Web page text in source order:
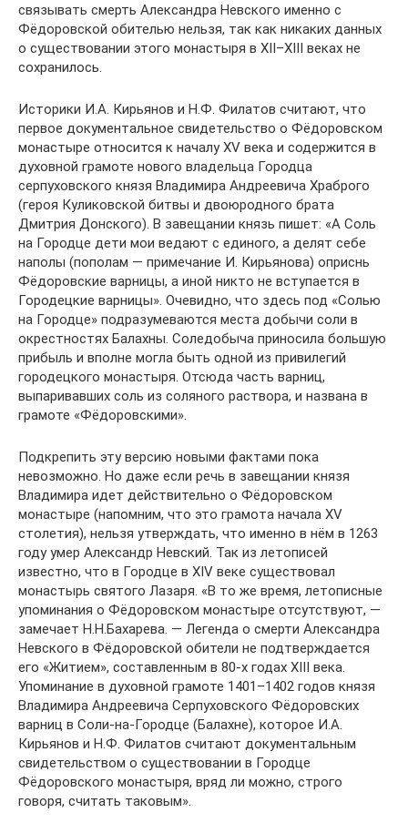
связывать смерть Александра Невского именно с
Фёдоровской обителью нельзя, так как никаких данных
о существовании этого монастыря в XII–XIII веках не
сохранилось.
Историки И.А. Кирьянов и Н.Ф. Филатов считают, что
первое документальное свидетельство о Фёдоровском
монастыре относится к началу XV века и содержится в
духовной грамоте нового владельца Городца
серпуховского князя Владимира Андреевича Храброго
(героя Куликовской битвы и двоюродного брата
Дмитрия Донского). В завещании князь пишет: «А Соль
на Городце дети мои ведают с единого, а делят себе
наполы (пополам — примечание И. Кирьянова) оприснь
Фёдоровские варницы, а иной никто не вступается в
Городецкие варницы». Очевидно, что здесь под «Солью
на Городце» подразумеваются места добычи соли в
окрестностях Балахны. Соледобыча приносила большую
прибыль и вполне могла быть одной из привилегий
городецкого монастыря. Отсюда часть варниц,
выпаривавших соль из соляного раствора, и названа в
грамоте «Фёдоровскими».
Подкрепить эту версию новыми фактами пока
невозможно. Но даже если речь в завещании князя
Владимира идет действительно о Фёдоровском
монастыре (напомним, что это грамота начала XV
столетия), нельзя утверждать, что именно в нём в 1263
году умер Александр Невский. Так из летописей
известно, что в Городце в XIV веке существовал
монастырь святого Лазаря. «В то же время, летописные
упоминания о Фёдоровском монастыре отсутствуют, —
замечает Н.Н.Бахарева. — Легенда о смерти Александра
Невского в Фёдоровской обители не подтверждается
его «Житием», составленным в 80-х годах XIII века.
Упоминание в духовной грамоте 1401–1402 годов князя
Владимира Андреевича Серпуховского Фёдоровских
варниц в Соли-на-Городце (Балахне), которое И.А.
Кирьянов и Н.Ф. Филатов считают документальным
свидетельством о существовании в Городце
Фёдоровского монастыря, вряд ли можно, строго
говоря, считать таковым».